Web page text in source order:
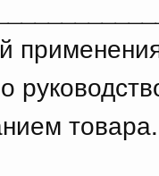
товара.